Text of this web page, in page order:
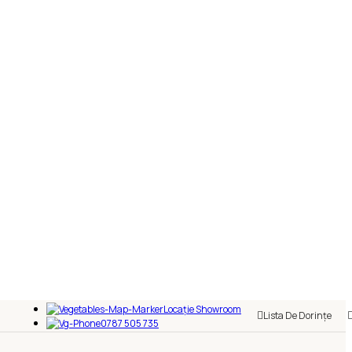
Locație Showroom
0787 505 735
Lista De Dorințe